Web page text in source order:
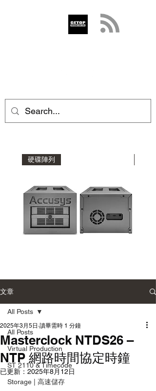
硬碟陣列
2
陣
列
統
Module
Enclosure
模
充
文章
All Posts
Virtual Production
ST 2110 & Timecode
Storage | 高速儲存
All Posts
Masterclock NTDS26 –
NTP 網路時間協定時鐘
2025年3月5日 讀畢需時 1 分鐘
已更新： 2025年8月12日